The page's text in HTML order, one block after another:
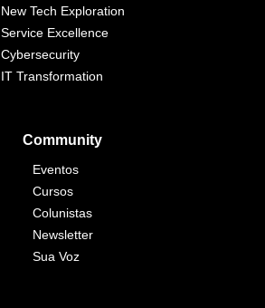
New Tech Exploration
Service Excellence
Cybersecurity
IT Transformation
Community
Eventos
Cursos
Colunistas
Newsletter
Sua Voz